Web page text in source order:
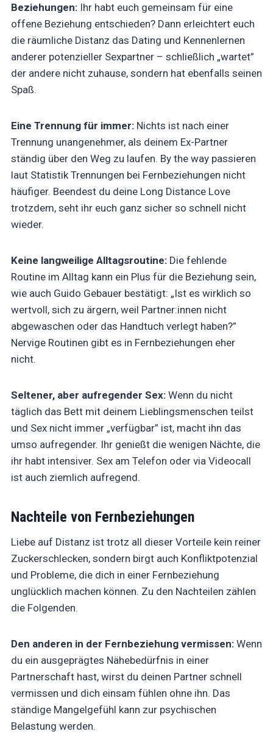
Beziehungen: Ihr habt euch gemeinsam für eine
offene Beziehung entschieden? Dann erleichtert euch
die räumliche Distanz das Dating und Kennenlernen
anderer potenzieller Sexpartner – schließlich „wartet”
der andere nicht zuhause, sondern hat ebenfalls seinen
Spaß.
Eine Trennung für immer: Nichts ist nach einer
Trennung unangenehmer, als deinem Ex-Partner
ständig über den Weg zu laufen. By the way passieren
laut Statistik Trennungen bei Fernbeziehungen nicht
häufiger. Beendest du deine Long Distance Love
trotzdem, seht ihr euch ganz sicher so schnell nicht
wieder.
Keine langweilige Alltagsroutine: Die fehlende
Routine im Alltag kann ein Plus für die Beziehung sein,
wie auch Guido Gebauer bestätigt: „Ist es wirklich so
wertvoll, sich zu ärgern, weil Partner:innen nicht
abgewaschen oder das Handtuch verlegt haben?”
Nervige Routinen gibt es in Fernbeziehungen eher
nicht.
Seltener, aber aufregender Sex: Wenn du nicht
täglich das Bett mit deinem Lieblingsmenschen teilst
und Sex nicht immer „verfügbar” ist, macht ihn das
umso aufregender. Ihr genießt die wenigen Nächte, die
ihr habt intensiver. Sex am Telefon oder via Videocall
ist auch ziemlich aufregend.
Nachteile von Fernbeziehungen
Liebe auf Distanz ist trotz all dieser Vorteile kein reiner
Zuckerschlecken, sondern birgt auch Konfliktpotenzial
und Probleme, die dich in einer Fernbeziehung
unglücklich machen können. Zu den Nachteilen zählen
die Folgenden.
Den anderen in der Fernbeziehung vermissen: Wenn
du ein ausgeprägtes Nähebedürfnis in einer
Partnerschaft hast, wirst du deinen Partner schnell
vermissen und dich einsam fühlen ohne ihn. Das
ständige Mangelgefühl kann zur psychischen
Belastung werden.